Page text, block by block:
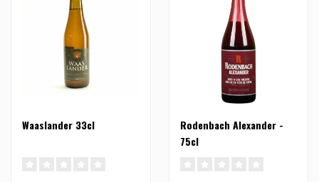
Waaslander 33cl
Rodenbach Alexander -
75cl